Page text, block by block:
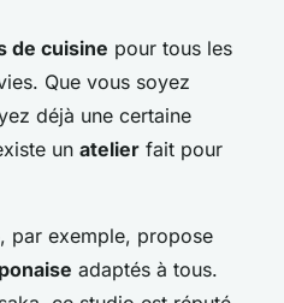
de cuisine pour tous les
Que vous soyez
déjà une certaine
un atelier fait pour
, par exemple, propose
adaptés à tous.